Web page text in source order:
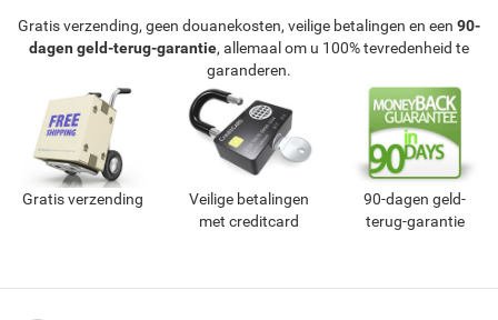
Gratis verzending, geen douanekosten, veilige betalingen en een 90-
dagen geld-terug-garantie, allemaal om u 100% tevredenheid te
garanderen.
Gratis verzending
Veilige betalingen
met creditcard
90-dagen geld-
terug-garantie